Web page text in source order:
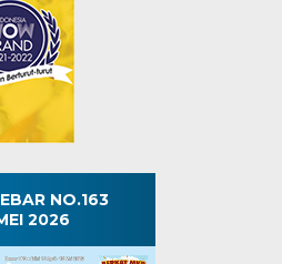
NO.163
2026